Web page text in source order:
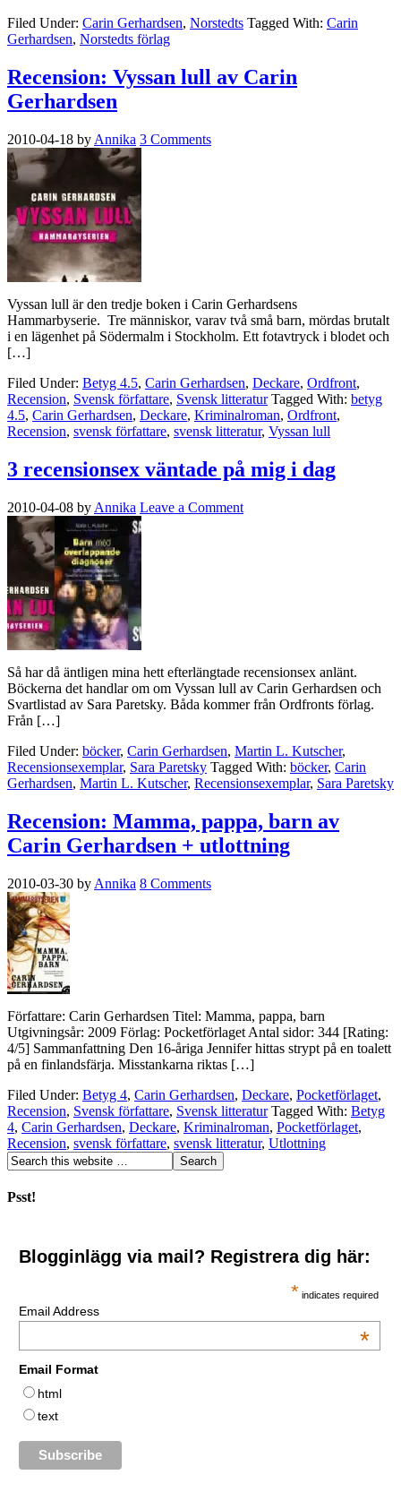
Filed Under: Carin Gerhardsen, Norstedts Tagged With: Carin
Gerhardsen, Norstedts förlag
Recension: Vyssan lull av Carin
Gerhardsen
2010-04-18 by Annika 3 Comments
Vyssan lull är den tredje boken i Carin Gerhardsens
Hammarbyserie. Tre människor, varav två små barn, mördas brutalt
i en lägenhet på Södermalm i Stockholm. Ett fotavtryck i blodet och
[…]
Filed Under: Betyg 4.5, Carin Gerhardsen, Deckare, Ordfront,
Recension, Svensk författare, Svensk litteratur Tagged With: betyg
4.5, Carin Gerhardsen, Deckare, Kriminalroman, Ordfront,
Recension, svensk författare, svensk litteratur, Vyssan lull
3 recensionsex väntade på mig i dag
2010-04-08 by Annika Leave a Comment
Så har då äntligen mina hett efterlängtade recensionsex anlänt.
Böckerna det handlar om om Vyssan lull av Carin Gerhardsen och
Svartlistad av Sara Paretsky. Båda kommer från Ordfronts förlag.
Från […]
Filed Under: böcker, Carin Gerhardsen, Martin L. Kutscher,
Recensionsexemplar, Sara Paretsky Tagged With: böcker, Carin
Gerhardsen, Martin L. Kutscher, Recensionsexemplar, Sara Paretsky
Recension: Mamma, pappa, barn av
Carin Gerhardsen + utlottning
2010-03-30 by Annika 8 Comments
Författare: Carin Gerhardsen Titel: Mamma, pappa, barn
Utgivningsår: 2009 Förlag: Pocketförlaget Antal sidor: 344 [Rating:
4/5] Sammanfattning Den 16-åriga Jennifer hittas strypt på en toalett
på en finlandsfärja. Misstankarna riktas […]
Filed Under: Betyg 4, Carin Gerhardsen, Deckare, Pocketförlaget,
Recension, Svensk författare, Svensk litteratur Tagged With: Betyg
4, Carin Gerhardsen, Deckare, Kriminalroman, Pocketförlaget,
Recension, svensk författare, svensk litteratur, Utlottning
Psst!
Blogginlägg via mail? Registrera dig här:
* indicates required
Email Address
*
Email Format
html
text